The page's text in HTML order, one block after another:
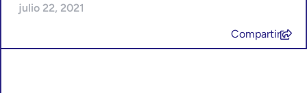
julio 22, 2021
Compartir